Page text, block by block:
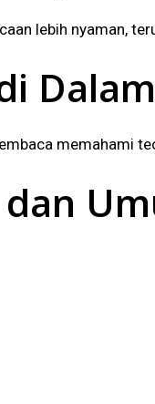
lebih nyaman,
memahami